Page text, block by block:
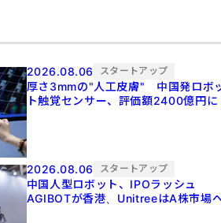
2026.08.06 スタートアップ
厚さ3mmの"人工皮膚" 中国発ロボ
ト触覚センサー、評価額2400億円に
2026.08.06 スタートアップ
中国人型ロボット、IPOラッシュ
AGIBOTが香港、UnitreeはA株市場